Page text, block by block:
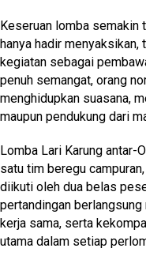
Keseruan lomba semakin
hanya hadir menyaksikan,
kegiatan sebagai
penuh semangat, orang
menghidupkan suasana,
maupun pendukung dari
Lomba Lari Karung antar-
satu tim beregu
diikuti oleh dua belas
pertandingan
kerja sama, serta
utama dalam setiap